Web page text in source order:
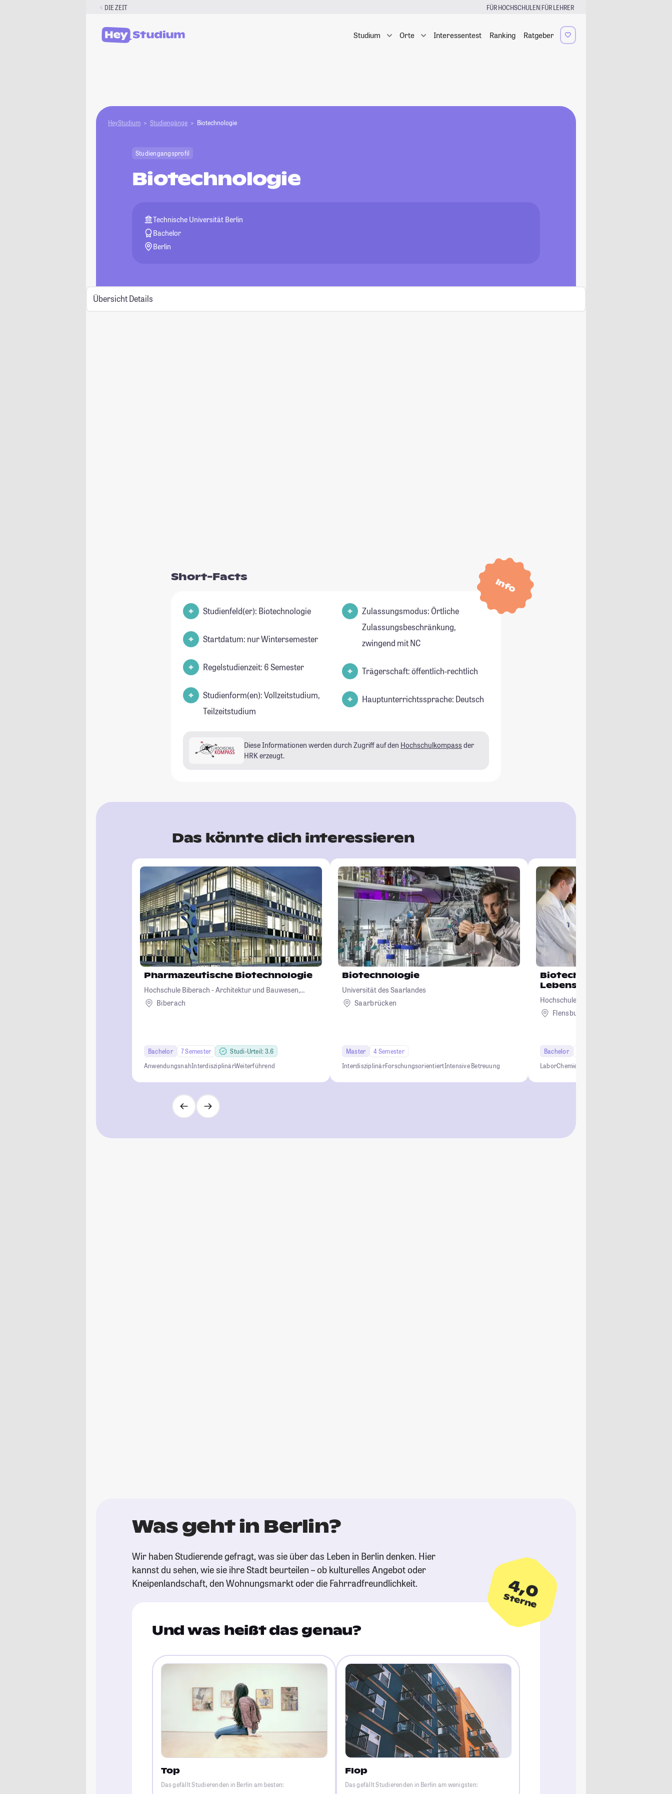
DIE ZEIT FÜR HOCHSCHULEN|FÜR LEHRER
Studium Orte Interessentest Ranking Ratgeber
HeyStudium Studiengänge Biotechnologie
Studiengangsprofil
Biotechnologie
Technische Universität Berlin
Bachelor
Berlin
Übersicht Details
Info
Short-Facts
Studienfeld(er): Biotechnologie
Startdatum: nur Wintersemester
Regelstudienzeit: 6 Semester
Studienform(en): Vollzeitstudium,
Teilzeitstudium
Zulassungsmodus: Örtliche
Zulassungsbeschränkung,
zwingend mit NC
Trägerschaft: öffentlich-rechtlich
Hauptunterrichtssprache: Deutsch
Diese Informationen werden durch Zugriff auf den Hochschulkompass der
HRK erzeugt.
Das könnte dich interessieren
Pharmazeutische Biotechnologie
Hochschule Biberach - Architektur und Bauwesen,
Betriebswirtschaft und Biotechnologie
Biberach
Bachelor 7 Semester
Studi-Urteil: 3.6
AnwendungsnahInterdisziplinärWeiterführend
Biotechnologie
Universität des Saarlandes
Saarbrücken
Master
4 Semester
InterdisziplinärForschungsorientiertIntensive Betreuung
Biotechnologie und
Lebensmitteltechnologie
Hochschule Flensburg
Flensburg
Bachelor
LaborChemie
Was geht in Berlin?
Wir haben Studierende gefragt, was sie über das Leben in Berlin denken. Hier
kannst du sehen, wie sie ihre Stadt beurteilen – ob kulturelles Angebot oder
Kneipenlandschaft, den Wohnungsmarkt oder die Fahrradfreundlichkeit.
4,0
Sterne
Und was heißt das genau?
Top
Das gefällt Studierenden in Berlin am besten:
Flop
Das gefällt Studierenden in Berlin am wenigsten: